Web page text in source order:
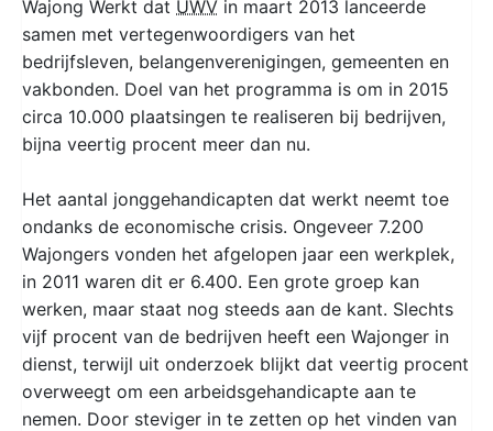
Wajong Werkt dat UWV in maart 2013 lanceerde
samen met vertegenwoordigers van het
bedrijfsleven, belangenverenigingen, gemeenten en
vakbonden. Doel van het programma is om in 2015
circa 10.000 plaatsingen te realiseren bij bedrijven,
bijna veertig procent meer dan nu.
Het aantal jonggehandicapten dat werkt neemt toe
ondanks de economische crisis. Ongeveer 7.200
Wajongers vonden het afgelopen jaar een werkplek,
in 2011 waren dit er 6.400. Een grote groep kan
werken, maar staat nog steeds aan de kant. Slechts
vijf procent van de bedrijven heeft een Wajonger in
dienst, terwijl uit onderzoek blijkt dat veertig procent
overweegt om een arbeidsgehandicapte aan te
nemen. Door steviger in te zetten op het vinden van